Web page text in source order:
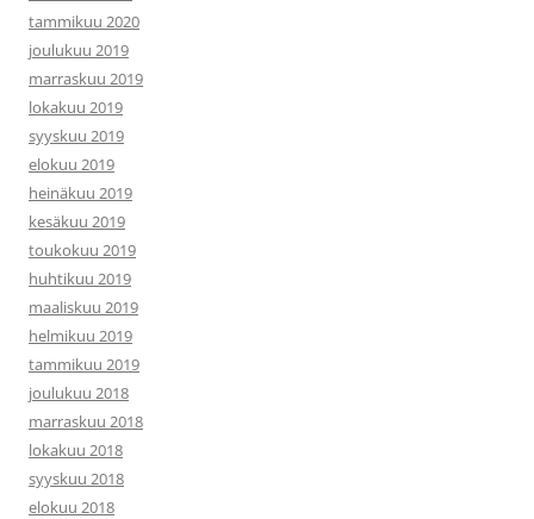
tammikuu 2020
joulukuu 2019
marraskuu 2019
lokakuu 2019
syyskuu 2019
elokuu 2019
heinäkuu 2019
kesäkuu 2019
toukokuu 2019
huhtikuu 2019
maaliskuu 2019
helmikuu 2019
tammikuu 2019
joulukuu 2018
marraskuu 2018
lokakuu 2018
syyskuu 2018
elokuu 2018